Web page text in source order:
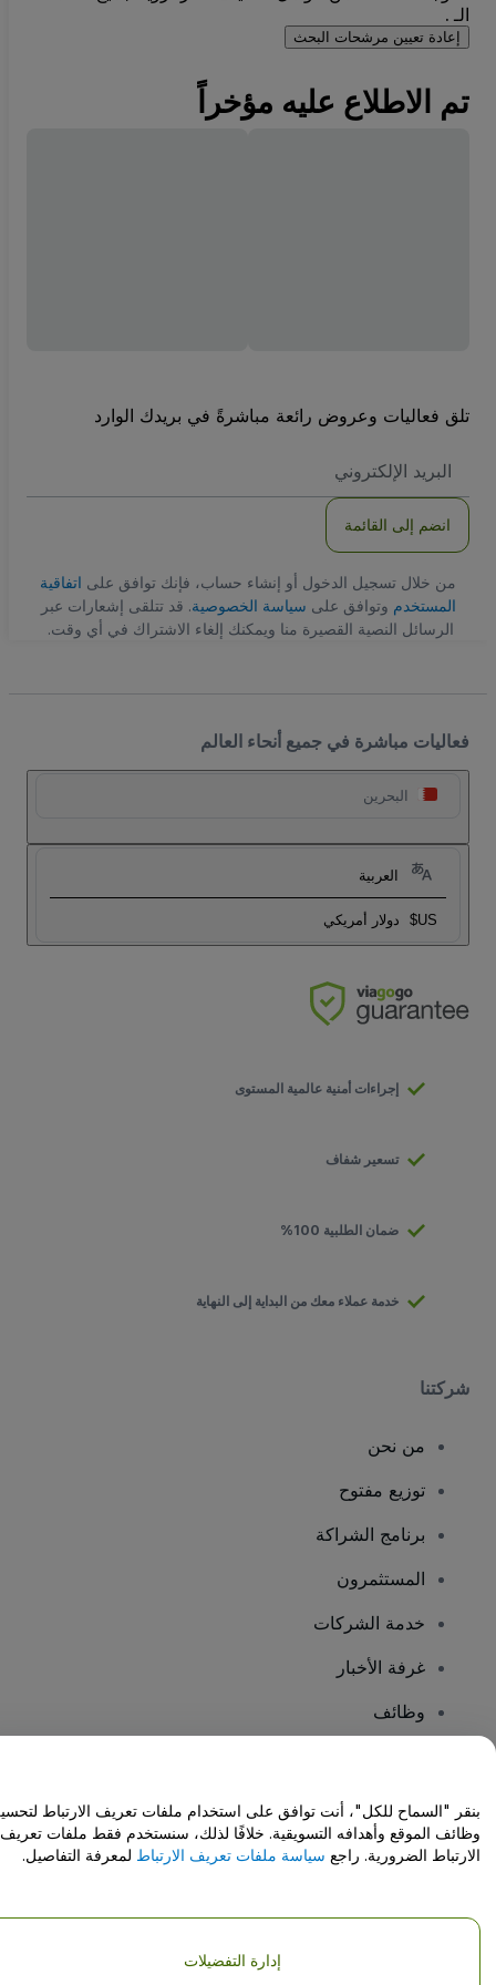
الـ .
إعادة تعيين مرشحات البحث
تم الاطلاع عليه مؤخراً
تلق فعاليات وعروض رائعة مباشرةً في بريدك الوارد
الاكتروني
انضم إلى القائمة
من خلال تسجيل الدخول أو إنشاء حساب، فإنك توافق على اتفاقية
المستخدم وتوافق على سياسة الخصوصية. قد تتلقى إشعارات عبر
الرسائل النصية القصيرة منا ويمكنك إلغاء الاشتراك في أي وقت.
فعاليات مباشرة في جميع أنحاء العالم
البحرين
العربية
US$ دولار أمريكي
إجراءات أمنية عالمية المستوى
تسعير شفاف
ضمان الطلبية 100%
خدمة عملاء معك من البداية إلى النهاية
شركتنا
من نحن
توزيع مفتوح
برنامج الشراكة
المستثمرون
خدمة الشركات
غرفة الأخبار
وظائف
مركز المساعدة / اتصل بنا
حقوق النشر © شركة فياجوجو المحدودة 2026
تفاصيل الشركة
بنقر "السماح للكل"، أنت توافق على استخدام ملفات تعريف الارتباط
وظائف الموقع وأهدافه التسويقية. خلافًا لذلك، سنستخدم فقط ملفات تعريف
الارتباط الضرورية. راجع سياسة ملفات تعريف الارتباط لمعرفة التفاصيل.
إدارة التفضيلات